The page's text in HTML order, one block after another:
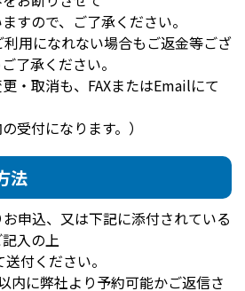
すので、ご了承ください。
用になれない場合もご返金等ござ
了承ください。
・取消も、FAXまたはEmailにて
受付になります。）
法
申込、又は下記に添付されている
入の上
付ください。
内に弊社より予約可能かご返信さ